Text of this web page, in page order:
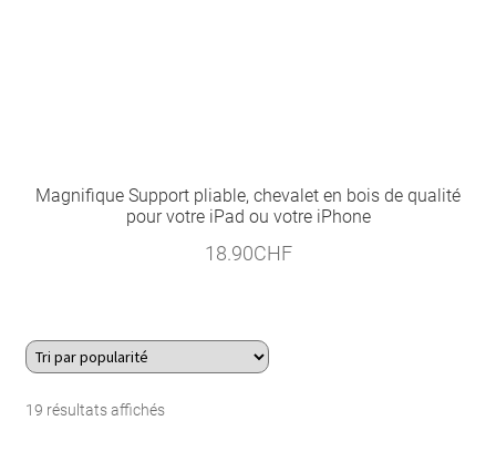
Magnifique Support pliable, chevalet en bois de qualité
pour votre iPad ou votre iPhone
18.90CHF
19 résultats affichésTrié